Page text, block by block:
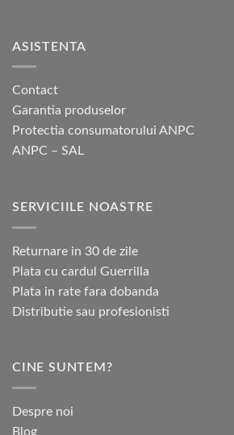
ASISTENTA
Contact
Garantia produselor
Protectia consumatorului ANPC
ANPC – SAL
SERVICIILE NOASTRE
Returnare in 30 de zile
Plata cu cardul Guerrilla
Plata in rate fara dobanda
Distributie sau profesionisti
CINE SUNTEM?
Despre noi
Blog